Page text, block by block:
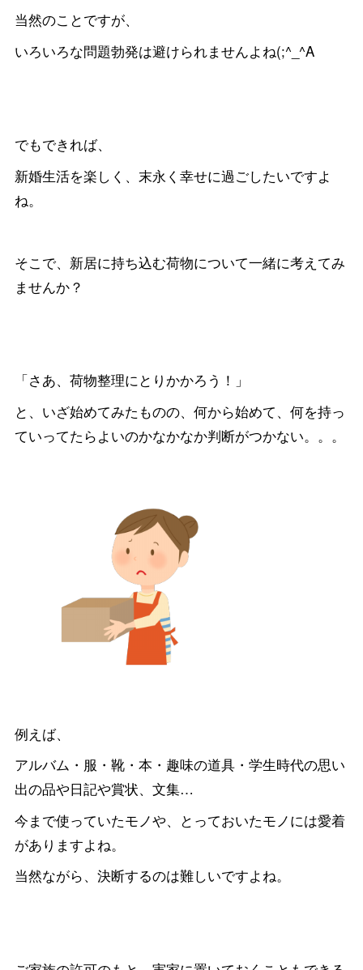
当然のことですが、
いろいろな問題勃発は避けられませんよね(;^_^A
でもできれば、
新婚生活を楽しく、末永く幸せに過ごしたいですよ
ね。
そこで、新居に持ち込む荷物について一緒に考えてみ
ませんか？
「さあ、荷物整理にとりかかろう！」
と、いざ始めてみたものの、何から始めて、何を持っ
ていってたらよいのかなかなか判断がつかない。。。
例えば、
アルバム・服・靴・本・趣味の道具・学生時代の思い
出の品や日記や賞状、文集…
今まで使っていたモノや、とっておいたモノには愛着
がありますよね。
当然ながら、決断するのは難しいですよね。